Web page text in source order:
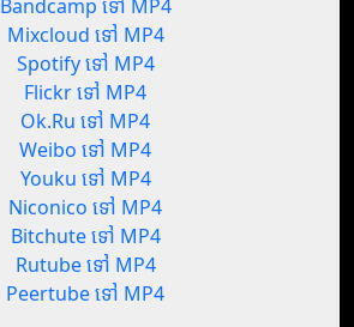
Bandcamp ទៅ MP4
Mixcloud ទៅ MP4
Spotify ទៅ MP4
Flickr ទៅ MP4
Ok.Ru ទៅ MP4
Weibo ទៅ MP4
Youku ទៅ MP4
Niconico ទៅ MP4
Bitchute ទៅ MP4
Rutube ទៅ MP4
Peertube ទៅ MP4